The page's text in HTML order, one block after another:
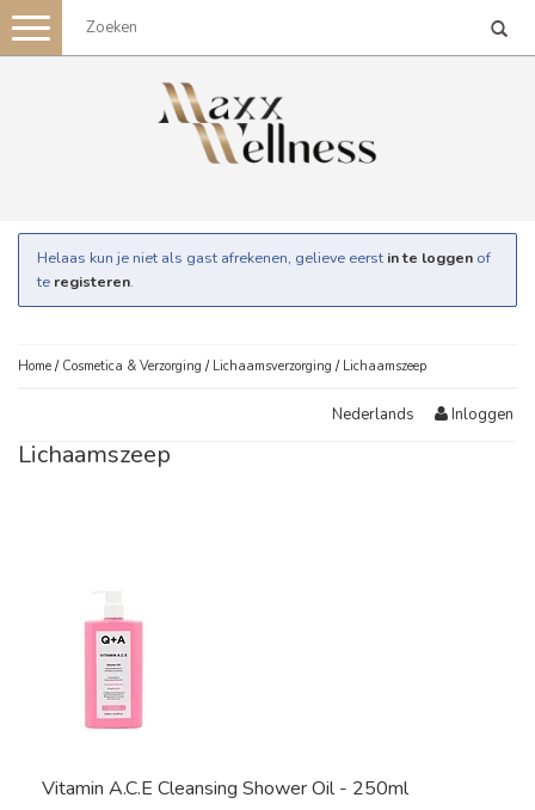
Toggle
navigation
Helaas kun je niet als gast afrekenen, gelieve eerst in te loggen of
te registeren.
Home / Cosmetica & Verzorging / Lichaamsverzorging / Lichaamszeep
Nederlands Inloggen
Lichaamszeep
Vitamin A.C.E Cleansing Shower Oil - 250ml